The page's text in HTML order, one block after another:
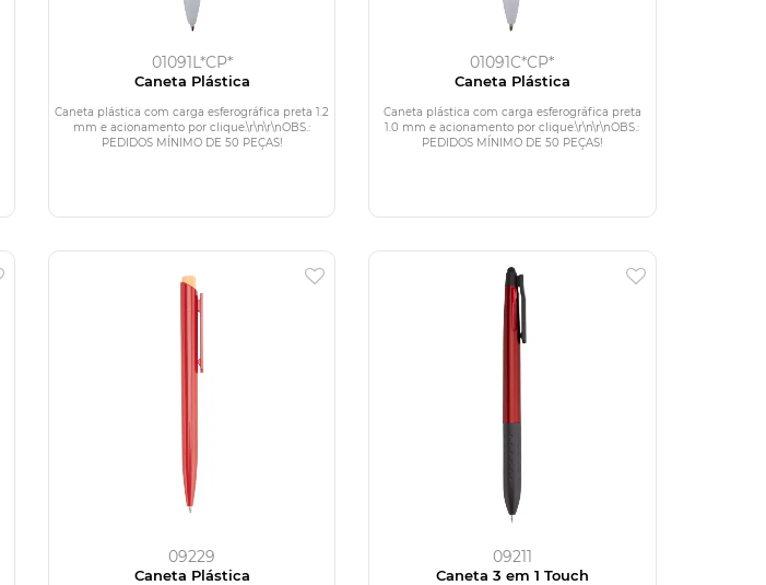
01091L*CP*
Caneta Plástica
Caneta plástica com carga esferográfica preta 1.2
mm e acionamento por clique.\r\n\r\nOBS.:
PEDIDOS MÍNIMO DE 50 PEÇAS!
01091C*CP*
Caneta Plástica
Caneta plástica com carga esferográfica preta
1.0 mm e acionamento por clique.\r\n\r\nOBS.:
PEDIDOS MÍNIMO DE 50 PEÇAS!
09229
Caneta Plástica
09211
Caneta 3 em 1 Touch